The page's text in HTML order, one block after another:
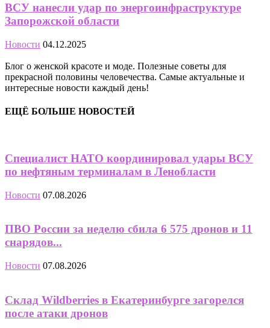
ВСУ нанесли удар по энергоинфраструктуре
Запорожской области
Новости 04.12.2025
Блог о женской красоте и моде. Полезные советы для
прекрасной половины человечества. Самые актуальные и
интересные новости каждый день!
ЕЩЁ БОЛЬШЕ НОВОСТЕЙ
Специалист НАТО координировал удары ВСУ
по нефтяным терминалам в Ленобласти
Новости 07.08.2026
ПВО России за неделю сбила 6 575 дронов и 11
снарядов...
Новости 07.08.2026
Склад Wildberries в Екатеринбурге загорелся
после атаки дронов